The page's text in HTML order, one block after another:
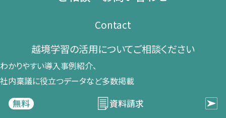
Contact
越境学習の​活用に​ついて​ご相談ください​
わかりやすい導入事例紹介、​
社内稟議に​役立つデータなど​多数掲載
無料
資料請求